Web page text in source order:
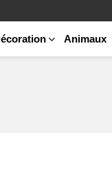
Animaux